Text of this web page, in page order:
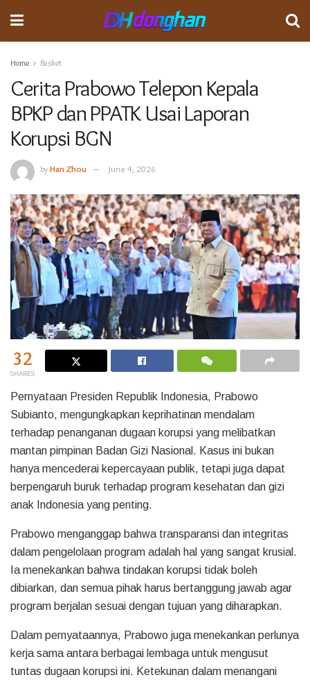
Home Basket
Cerita Prabowo Telepon Kepala
BPKP dan PPATK Usai Laporan
Korupsi BGN
byHan Zhou June 4, 2026
32
SHARES
Pernyataan Presiden Republik Indonesia, Prabowo
Subianto, mengungkapkan keprihatinan mendalam
terhadap penanganan dugaan korupsi yang melibatkan
mantan pimpinan Badan Gizi Nasional. Kasus ini bukan
hanya mencederai kepercayaan publik, tetapi juga dapat
berpengaruh buruk terhadap program kesehatan dan gizi
anak Indonesia yang penting.
Prabowo menganggap bahwa transparansi dan integritas
dalam pengelolaan program adalah hal yang sangat krusial.
Ia menekankan bahwa tindakan korupsi tidak boleh
dibiarkan, dan semua pihak harus bertanggung jawab agar
program berjalan sesuai dengan tujuan yang diharapkan.
Dalam pernyataannya, Prabowo juga menekankan perlunya
kerja sama antara berbagai lembaga untuk mengusut
tuntas dugaan korupsi ini. Ketekunan dalam menangani